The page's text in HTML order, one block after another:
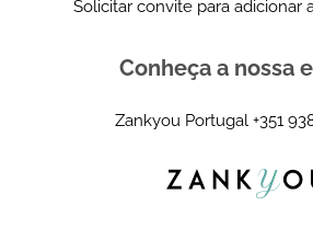
Solicitar convite para adicionar
Conheça a nossa
Zankyou Portugal +351